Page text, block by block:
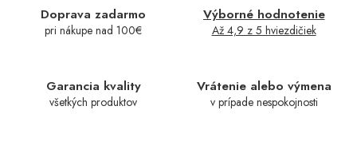
Doprava zadarmo
pri nákupe nad 100€
Výborné hodnotenie
Až 4,9 z 5 hviezdičiek
Garancia kvality
všetkých produktov
Vrátenie alebo výmena
v prípade nespokojnosti